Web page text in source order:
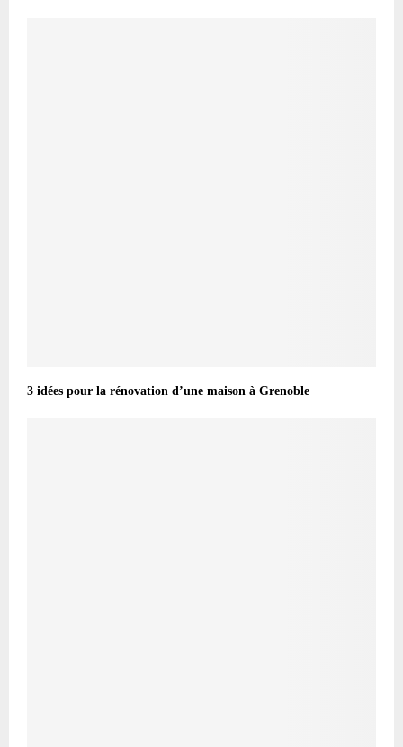
3 idées pour la rénovation d’une maison à Grenoble